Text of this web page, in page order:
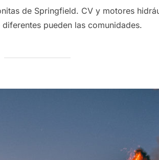
de Springfield. CV y motores
pueden las comunidades.